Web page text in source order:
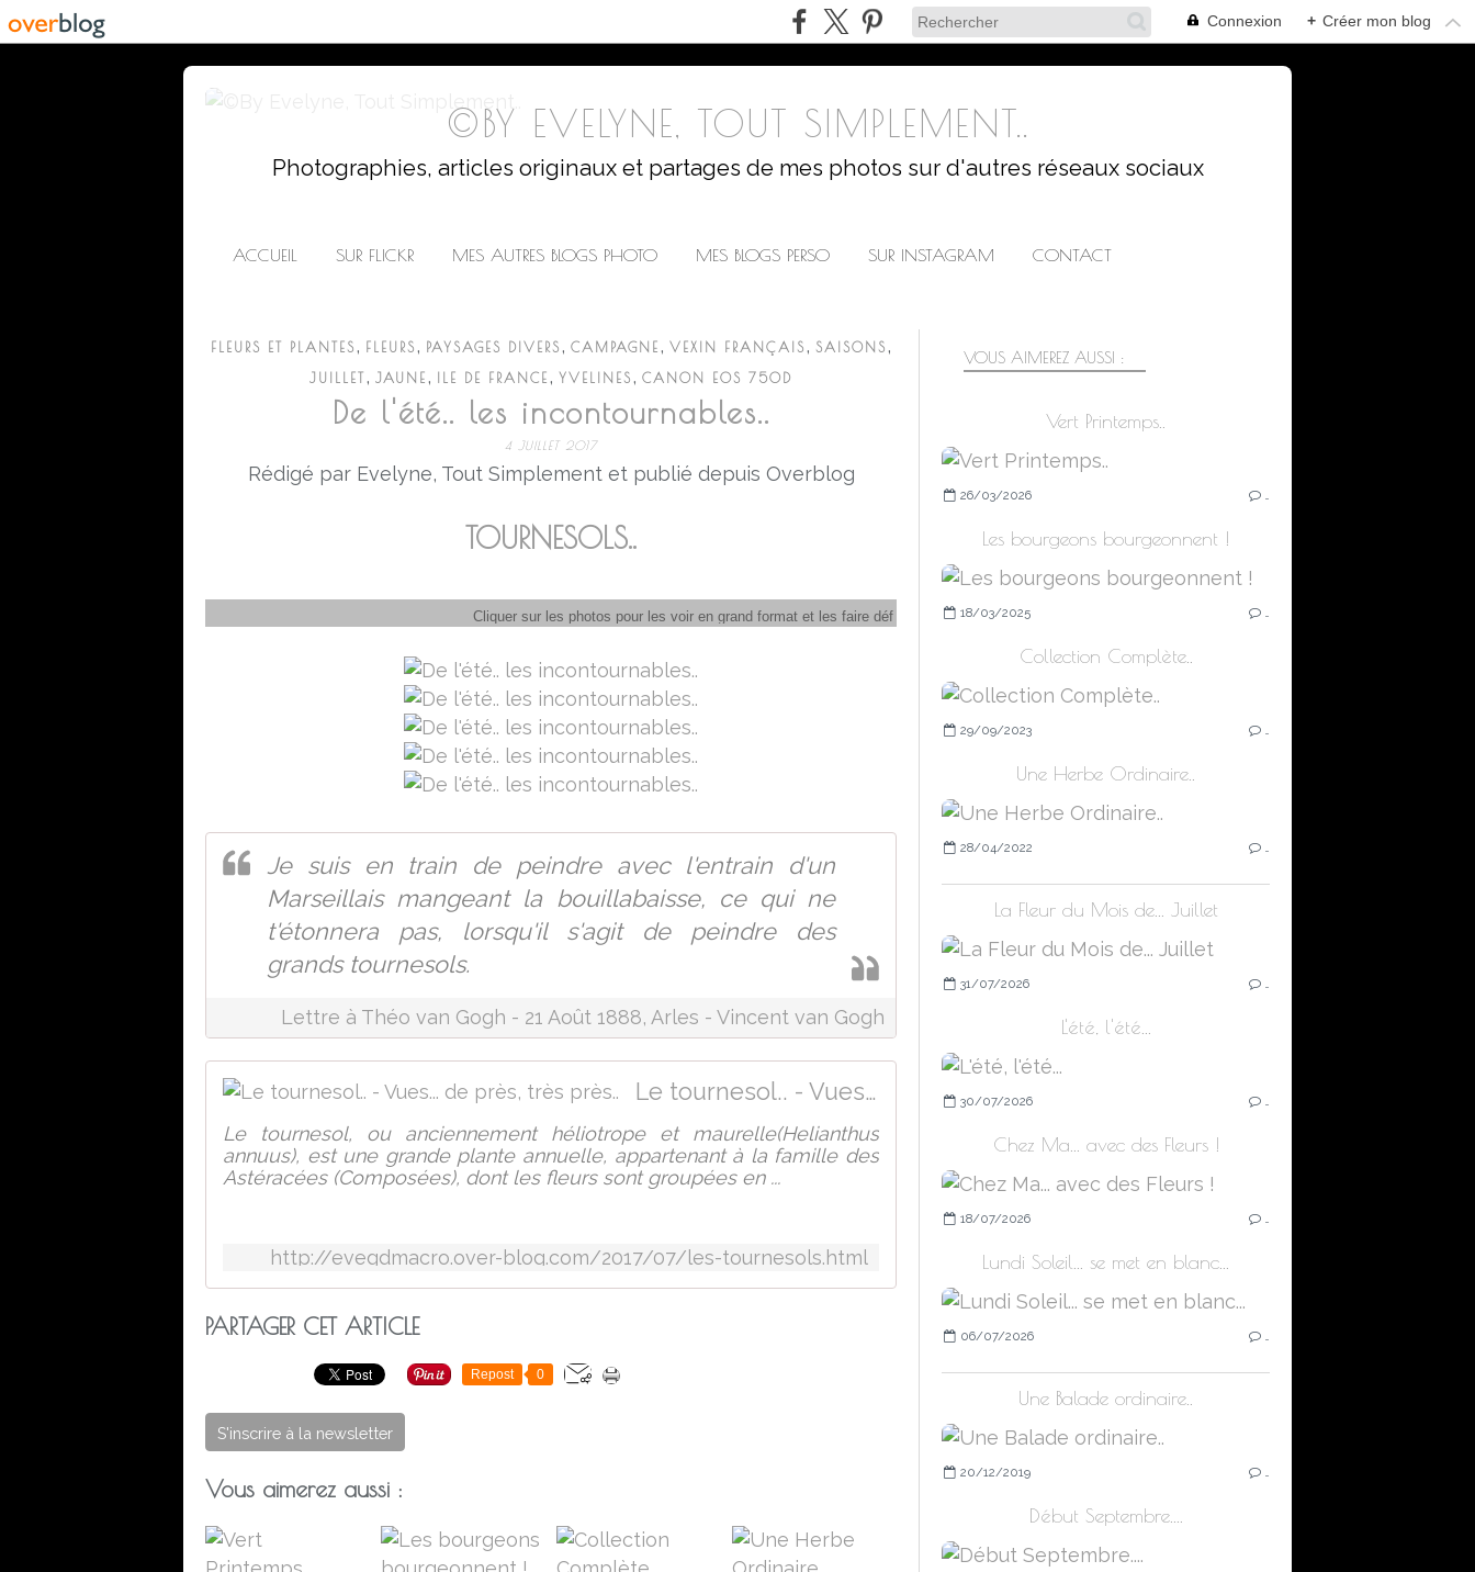
Connexion + Créer mon blog
©BY EVELYNE, TOUT SIMPLEMENT..
Photographies, articles originaux et partages de mes photos sur d'autres réseaux sociaux
ACCUEIL SUR FLICKR MES AUTRES BLOGS PHOTO MES BLOGS PERSO SUR INSTAGRAM CONTACT
FLEURS ET PLANTES , FLEURS , PAYSAGES DIVERS , CAMPAGNE , VEXIN FRANÇAIS , SAISONS ,
JUILLET , JAUNE , ILE DE FRANCE , YVELINES , CANON EOS 750D
De l'été.. les incontournables..
4 JUILLET 2017
Rédigé par Evelyne, Tout Simplement et publié depuis Overblog
TOURNESOLS..
Cliquer sur les photos pour les voir en grand format et les faire défiler en diaporama
Je suis en train de peindre avec l'entrain d'un
Marseillais mangeant la bouillabaisse, ce qui ne
t'étonnera pas, lorsqu'il s'agit de peindre des
grands tournesols.
Lettre à Théo van Gogh - 21 Août 1888, Arles - Vincent van Gogh
Le tournesol.. - Vues... de près, très près..
Le tournesol, ou anciennement héliotrope et maurelle(Helianthus
annuus), est une grande plante annuelle, appartenant à la famille des
Astéracées (Composées), dont les fleurs sont groupées en ...
http://evegdmacro.over-blog.com/2017/07/les-tournesols.html
PARTAGER CET ARTICLE
Repost 0
S'inscrire à la newsletter
Vous aimerez aussi :
VOUS AIMEREZ AUSSI :
Vert Printemps..
26/03/2026
Les bourgeons bourgeonnent !
18/03/2025
Collection Complète..
29/09/2023
Une Herbe Ordinaire..
28/04/2022
La Fleur du Mois de... Juillet
31/07/2026
L'été, l'été...
30/07/2026
Chez Ma... avec des Fleurs !
18/07/2026
Lundi Soleil... se met en blanc...
06/07/2026
Une Balade ordinaire..
20/12/2019
Début Septembre....